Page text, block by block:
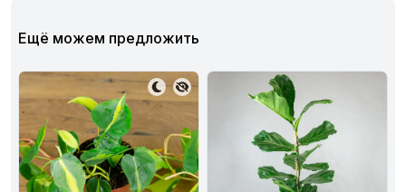
Ещё можем предложить